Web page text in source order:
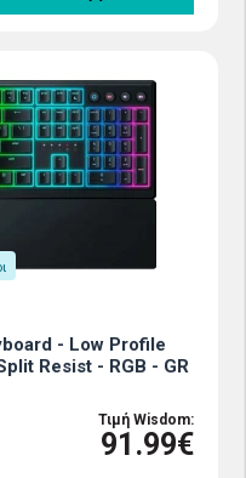
- Low Profile
Resist - RGB - GR
Τιμή Wisdom:
91.99€